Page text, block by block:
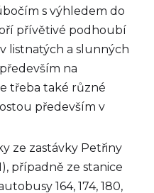
s výhledem do
přívětivé podhoubí
v listnatých a slunných
na
třeba také různé
především v
ze zastávky Petřiny
případně ze stanice
164, 174, 180,